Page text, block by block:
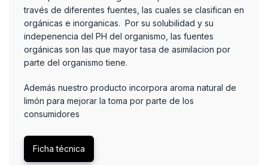
través de diferentes fuentes, las cuales se clasifican en
orgánicas e inorganicas. Por su solubilidad y su
indepenencia del PH del organismo, las fuentes
orgánicas son las que mayor tasa de asimilacion por
parte del organismo tiene.
Además nuestro producto incorpora aroma natural de
limón para mejorar la toma por parte de los
consumidores
Ficha técnica